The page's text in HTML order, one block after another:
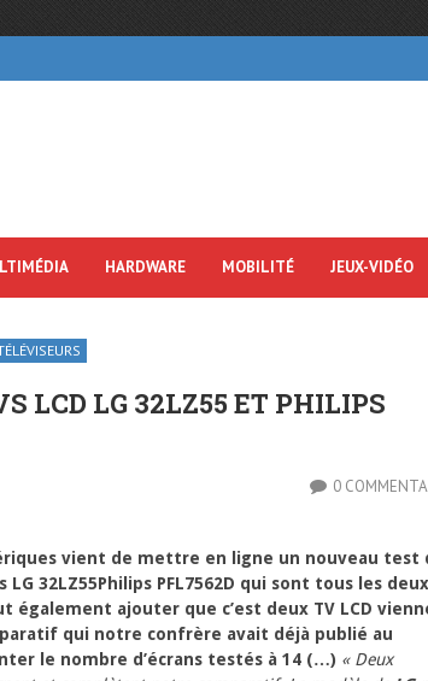
HARDWARE MOBILITÉ JEUX-VIDÉO
LCD LG 32LZ55 ET PHILIPS
0
vient de mettre en ligne un nouveau test
LG 32LZ55Philips PFL7562D qui sont tous les
également ajouter que c’est deux TV LCD
qui notre confrère avait déjà publié au
le nombre d’écrans testés à 14 (…) « Deux